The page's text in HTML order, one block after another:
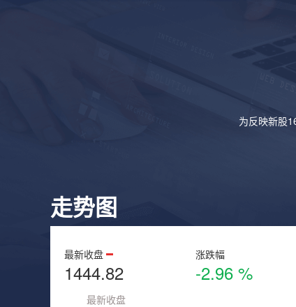
为反映新股
走势图
最新收盘
1444.82
涨跌幅
-2.96 %